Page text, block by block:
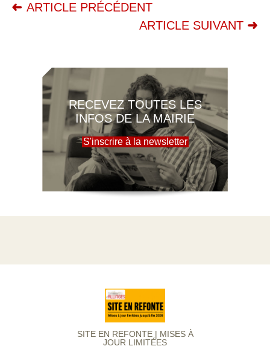
ARTICLE PRÉCÉDENT
ARTICLE SUIVANT
RECEVEZ TOUTES LES
INFOS DE LA MAIRIE
S'inscrire à la newsletter
SITE EN REFONTE | MISES À
JOUR LIMITÉES